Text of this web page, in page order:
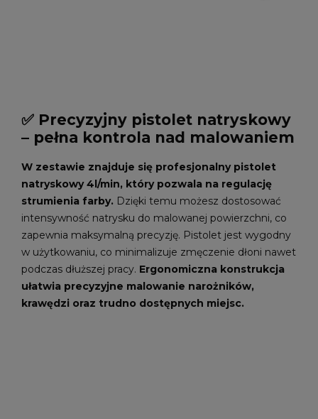
✅ Precyzyjny pistolet natryskowy
– pełna kontrola nad malowaniem
W zestawie znajduje się profesjonalny pistolet
natryskowy 4l/min, który pozwala na regulację
strumienia farby. Dzięki temu możesz dostosować
intensywność natrysku do malowanej powierzchni, co
zapewnia maksymalną precyzję. Pistolet jest wygodny
w użytkowaniu, co minimalizuje zmęczenie dłoni nawet
podczas dłuższej pracy. Ergonomiczna konstrukcja
ułatwia precyzyjne malowanie narożników,
krawędzi oraz trudno dostępnych miejsc.